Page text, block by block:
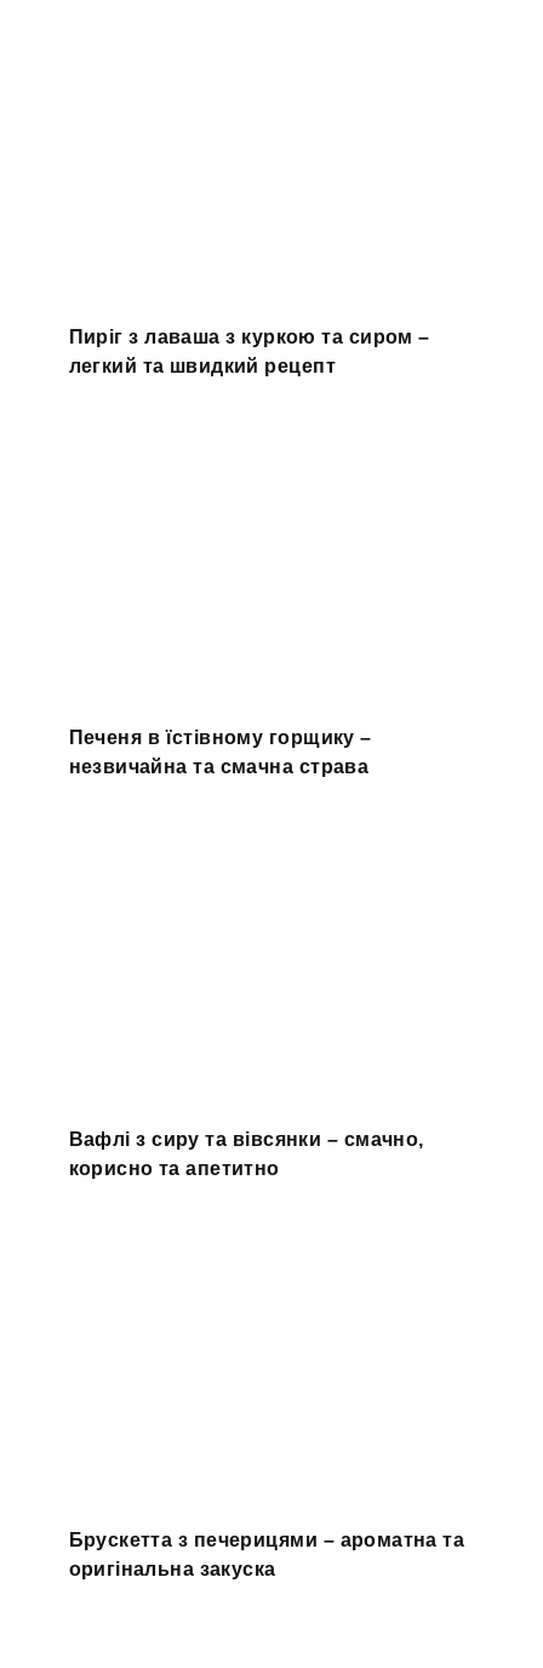
Пиріг з лаваша з куркою та сиром –
легкий та швидкий рецепт
Печеня в їстівному горщику –
незвичайна та смачна страва
Вафлі з сиру та вівсянки – смачно,
корисно та апетитно
Брускетта з печерицями – ароматна та
оригінальна закуска